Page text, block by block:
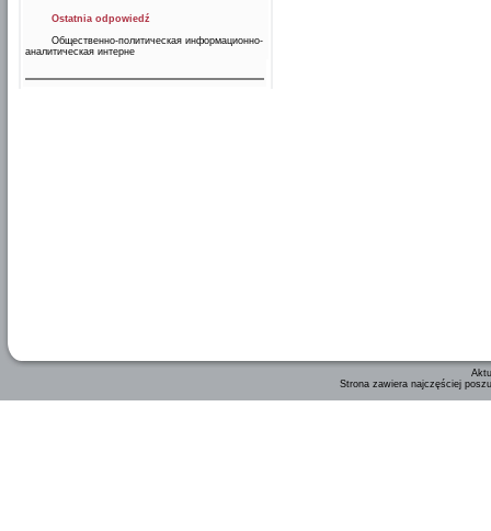
Ostatnia odpowiedź
Общественно-политическая информационно-
аналитическая интерне
Strona zawiera najczęściej